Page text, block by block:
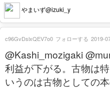
やまいず@izuki_y
@Kashi_mozigaki
利益が下がる。古物は
いうのは古物としての
c96GvDslxQEV7o0 フォローする 2019-